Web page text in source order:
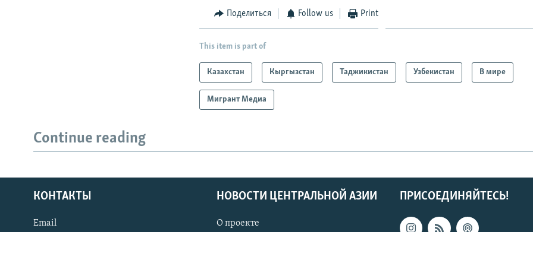
Поделиться Follow us Print
This item is part of
Казахстан Кыргызстан Таджикистан Узбекистан В мире
Мигрант Медиа
Continue reading
ПРИСОЕДИНЯЙТЕСЬ!
КОНТАКТЫ
Email
НОВОСТИ ЦЕНТРАЛЬНОЙ АЗИИ
О проекте